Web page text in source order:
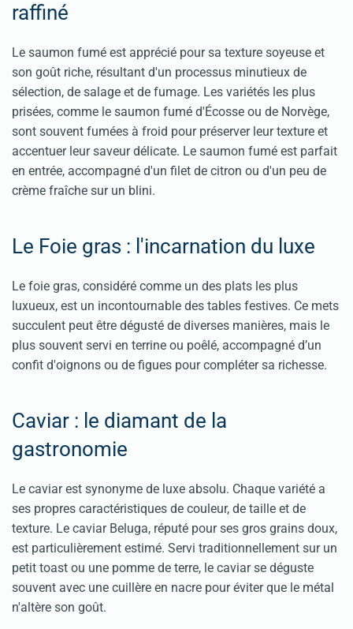
raffiné
Le saumon fumé est apprécié pour sa texture soyeuse et
son goût riche, résultant d'un processus minutieux de
sélection, de salage et de fumage. Les variétés les plus
prisées, comme le saumon fumé d'Écosse ou de Norvège,
sont souvent fumées à froid pour préserver leur texture et
accentuer leur saveur délicate. Le saumon fumé est parfait
en entrée, accompagné d'un filet de citron ou d'un peu de
crème fraîche sur un blini.
Le Foie gras : l'incarnation du luxe
Le foie gras, considéré comme un des plats les plus
luxueux, est un incontournable des tables festives. Ce mets
succulent peut être dégusté de diverses manières, mais le
plus souvent servi en terrine ou poêlé, accompagné d’un
confit d'oignons ou de figues pour compléter sa richesse.
Caviar : le diamant de la
gastronomie
Le caviar est synonyme de luxe absolu. Chaque variété a
ses propres caractéristiques de couleur, de taille et de
texture. Le caviar Beluga, réputé pour ses gros grains doux,
est particulièrement estimé. Servi traditionnellement sur un
petit toast ou une pomme de terre, le caviar se déguste
souvent avec une cuillère en nacre pour éviter que le métal
n'altère son goût.